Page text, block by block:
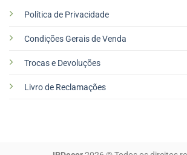
Política de Privacidade
Condições Gerais de Venda
Trocas e Devoluções
Livro de Reclamações